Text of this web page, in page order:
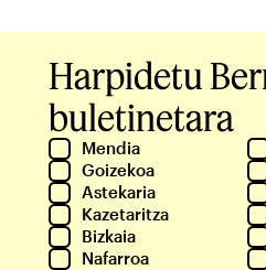
Harpidetu
buletinetara
Mendia
Goizekoa
Astekaria
Kazetaritza
Bizkaia
Nafarroa